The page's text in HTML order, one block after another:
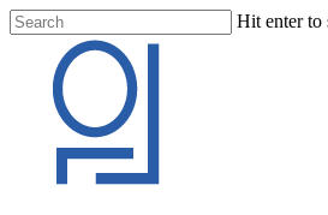
Skip
to
content
Hit enter to
Search